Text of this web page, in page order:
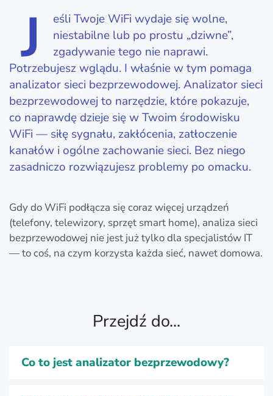
J
eśli Twoje WiFi wydaje się wolne,
niestabilne lub po prostu „dziwne”,
zgadywanie tego nie naprawi.
Potrzebujesz wglądu. I właśnie w tym pomaga
analizator sieci bezprzewodowej. Analizator sieci
bezprzewodowej to narzędzie, które pokazuje,
co naprawdę dzieje się w Twoim środowisku
WiFi — siłę sygnału, zakłócenia, zatłoczenie
kanałów i ogólne zachowanie sieci. Bez niego
zasadniczo rozwiązujesz problemy po omacku.
Gdy do WiFi podłącza się coraz więcej urządzeń
(telefony, telewizory, sprzęt smart home), analiza sieci
bezprzewodowej nie jest już tylko dla specjalistów IT
— to coś, na czym korzysta każda sieć, nawet domowa.
Przejdź do...
Co to jest analizator bezprzewodowy?